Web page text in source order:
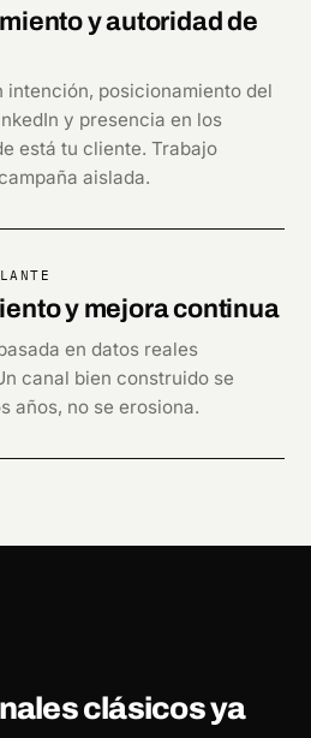
y autoridad de
intención, posicionamiento del
y presencia en los
está tu cliente. Trabajo
aislada.
y mejora continua
en datos reales
canal bien construido se
años, no se erosiona.
clásicos ya